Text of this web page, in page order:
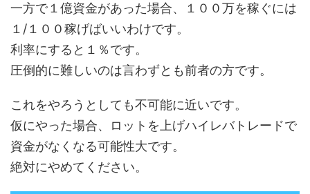
一方で１億資金があった場合、１００万を稼ぐには
１/１００稼げばいいわけです。
利率にすると１％です。
圧倒的に難しいのは言わずとも前者の方です。
これをやろうとしても不可能に近いです。
仮にやった場合、ロットを上げハイレバトレードで
資金がなくなる可能性大です。
絶対にやめてください。